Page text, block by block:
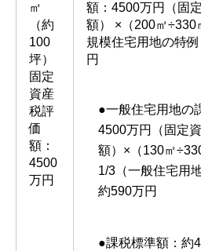
㎡
（約
100
坪）
固定
資産
税評
価
額：
4500
万円
額：4500万円（固
額） ×（200㎡÷330
規模住宅用地の特
円
●一般住宅用地の
4500万円（固定
額）×（130㎡
1/3（一般住宅用
約590万円
●課税標準額：約